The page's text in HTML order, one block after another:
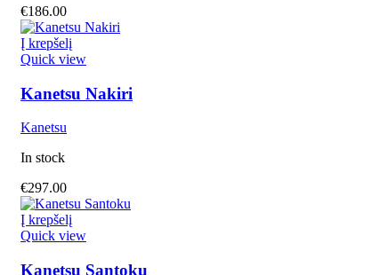
€186.00
Į krepšelį
Quick view
Kanetsu Nakiri
Kanetsu
In stock
€297.00
Į krepšelį
Quick view
Kanetsu Santoku